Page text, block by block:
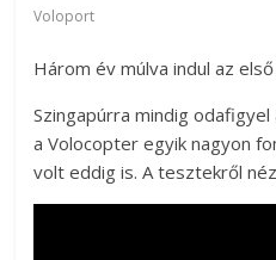
Voloport
Három év múlva indul az
Szingapúrra mindig
a Volocopter egyik nagyon
volt eddig is. A tesztekről